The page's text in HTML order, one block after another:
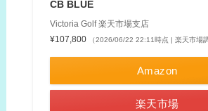
CB BLUE
Victoria Golf 楽天市場支店
¥107,800
（2026/06/22 22:11時点 | 楽天市場調
Amazon
楽天市場